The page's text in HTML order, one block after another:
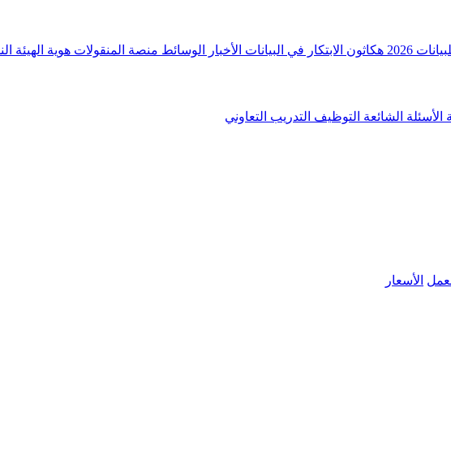
2026 هكاثون الابتكار في البيانات الأخبار الوسائط منصة المنقولات هوية الهيئة
الأسئلة الشائعة التوظيف التدريب التعاوني
الأسعار